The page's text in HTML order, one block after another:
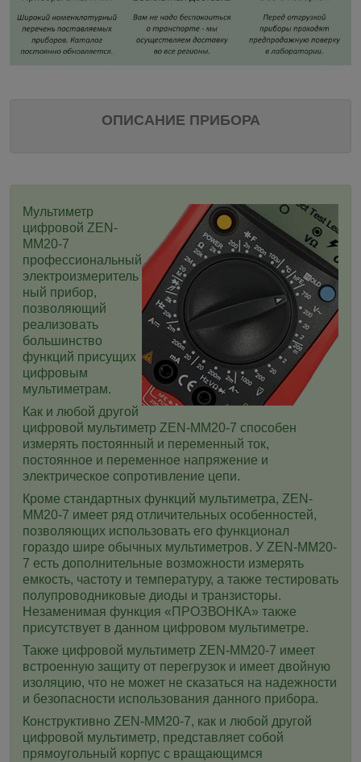
ОПИСАНИЕ ПРИБОРА
Мультиметр
цифровой ZEN-
MM20-7
профессиональный
электроизмеритель
ный прибор,
позволяющий
реализовать
большинство
функций присущих
цифровым
мультиметрам.
Как и любой другой
цифровой мультиметр ZEN-MM20-7 способен
измерять постоянный и переменный ток,
постоянное и переменное напряжение и
электрическое сопротивление цепи.
Кроме стандартных функций мультиметра, ZEN-
MM20-7 имеет ряд отличительных особенностей,
позволяющих использовать его функционал
гораздо шире обычных мультиметров. У ZEN-MM20-
7 есть дополнительные возможности измерять
емкость, частоту и температуру, а также тестировать
полупроводниковые диоды и транзисторы.
Незаменимая функция «ПРОЗВОНКА» также
присутствует в данном цифровом мультиметре.
Также цифровой мультиметр ZEN-MM20-7 имеет
встроенную защиту от перегрузок и имеет двойную
изоляцию, что не может не сказаться на надежности
и безопасности использования данного прибора.
Конструктивно ZEN-MM20-7, как и любой другой
цифровой мультиметр, представляет собой
прямоугольный корпус с вращающимся